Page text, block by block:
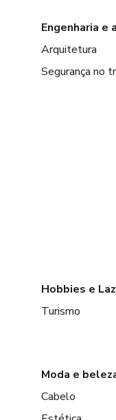
Engenharia e
Arquitetura
Segurança no
Hobbies e
Turismo
Moda e
Cabelo